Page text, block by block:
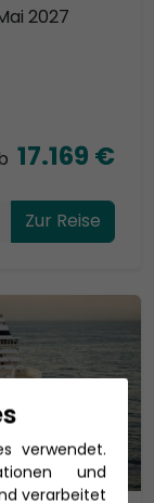
2027
17.169 €
Zur Reise
verwendet.
und
verarbeitet